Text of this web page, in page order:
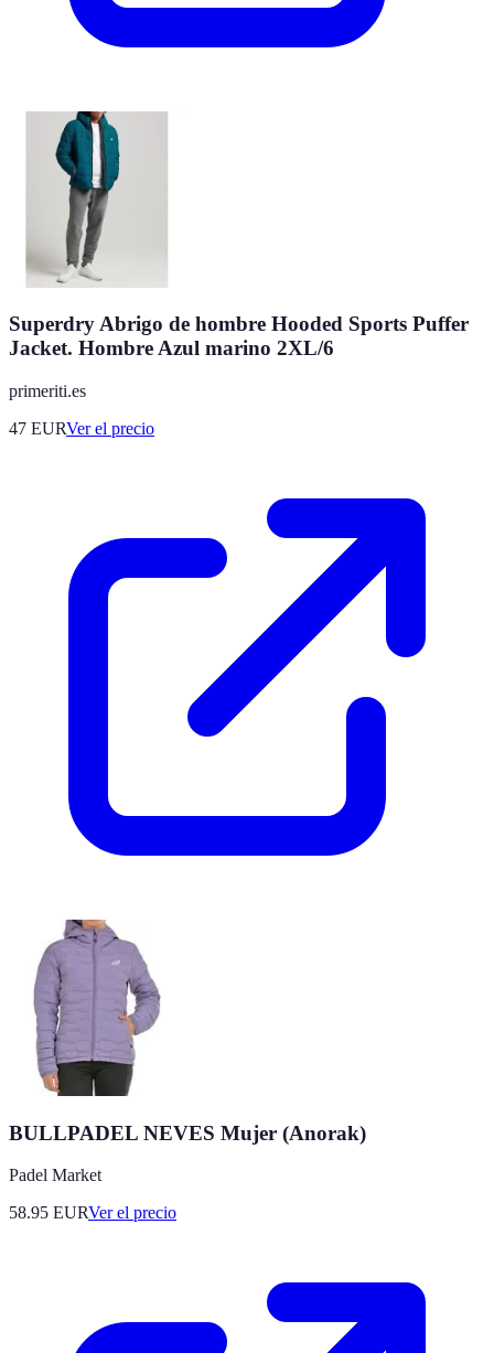
Superdry Abrigo de hombre Hooded Sports Puffer
Jacket. Hombre Azul marino 2XL/6
primeriti.es
47 EURVer el precio
BULLPADEL NEVES Mujer (Anorak)
Padel Market
58.95 EURVer el precio